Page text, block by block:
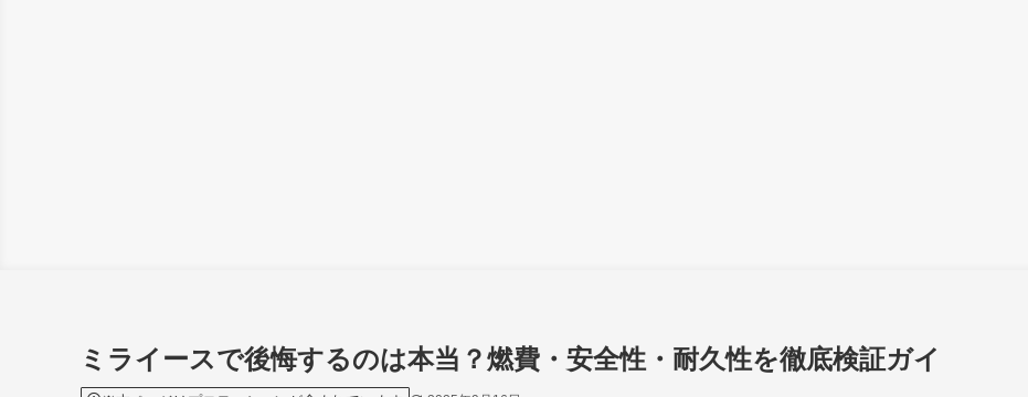
ミライースで後悔するのは本当？燃費・安全性・耐久性を徹底検証ガイ